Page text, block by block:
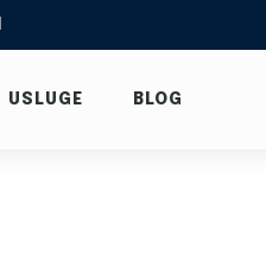
USLUGE BLOG